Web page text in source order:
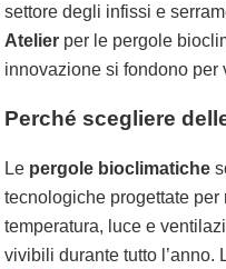
settore degli infissi e
Atelier per le pergole
innovazione si fondono per
Perché scegliere
Le pergole bioclimatiche
tecnologiche progettate
temperatura, luce e
vivibili durante tutto